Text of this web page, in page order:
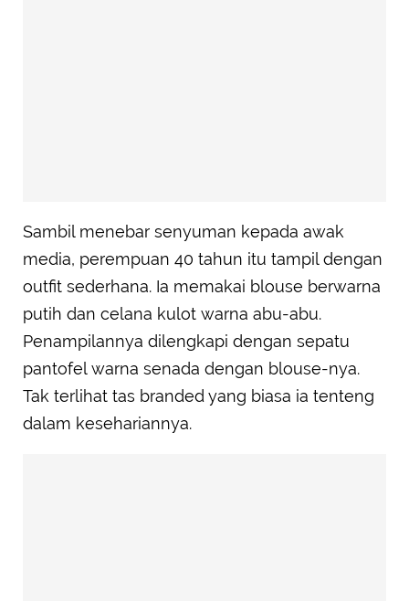
Sambil menebar senyuman kepada awak
media, perempuan 40 tahun itu tampil dengan
outfit sederhana. Ia memakai blouse berwarna
putih dan celana kulot warna abu-abu.
Penampilannya dilengkapi dengan sepatu
pantofel warna senada dengan blouse-nya.
Tak terlihat tas branded yang biasa ia tenteng
dalam kesehariannya.